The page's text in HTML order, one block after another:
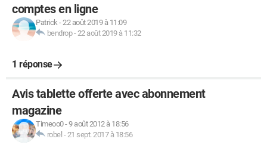
comptes en ligne
Patrick-22 août 2019 à 11:09
bendrop-22 août 2019 à 11:32
1 réponse
Avis tablette offerte avec abonnement
magazine
Timeoo0-9 août 2012 à 18:56
robel -21 sept. 2017 à 18:56